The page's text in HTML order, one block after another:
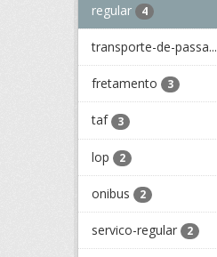
regular 4
transporte-de-passa...
fretamento 3
taf 3
lop 2
onibus 2
servico-regular 2